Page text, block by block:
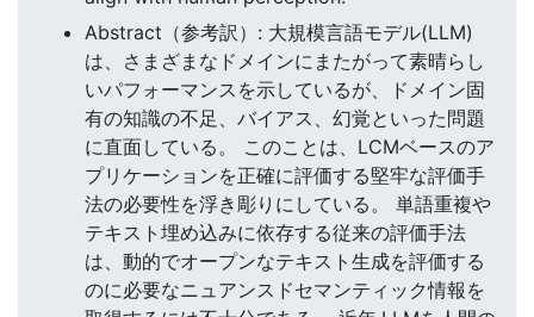
Abstract（参考訳）: 大規模言語モデル(LLM)
は、さまざまなドメインにまたがって素晴らし
いパフォーマンスを示しているが、ドメイン固
有の知識の不足、バイアス、幻覚といった問題
に直面している。 このことは、LCMベースのア
プリケーションを正確に評価する堅牢な評価手
法の必要性を浮き彫りにしている。 単語重複や
テキスト埋め込みに依存する従来の評価手法
は、動的でオープンなテキスト生成を評価する
のに必要なニュアンスドセマンティック情報を